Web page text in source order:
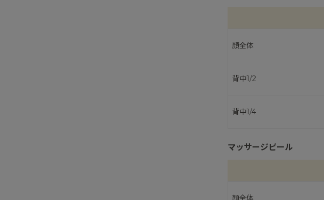
顔全体
背中1/2
背中1/4
マッサージピール
顔全体